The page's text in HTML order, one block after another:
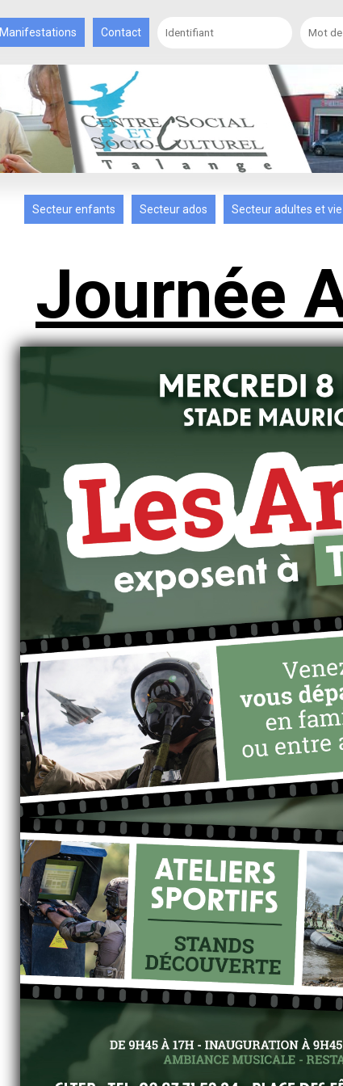
Manifestations Contact
Secteur enfants Secteur ados Secteur adultes et
Journée